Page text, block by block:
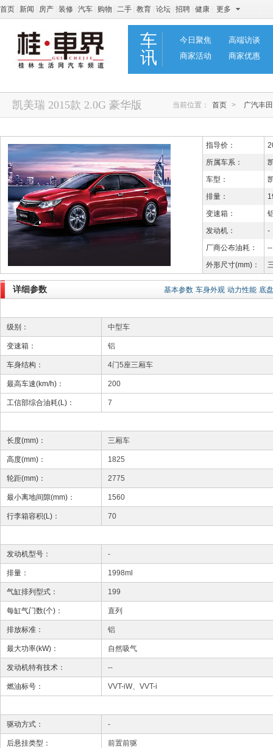
首页 新闻 房产 装修 汽车 购物 二手 教育 论坛 招聘 健康 更多
车
讯
今日聚焦
高端访谈
商家活动
商家优惠
凯美瑞 2015款 2.0G 豪华版 当前位置： 首页 > 广汽丰田
指导价：
所属车系：
车型：
排量：
变速箱：
发动机：
-
厂商公布油耗：
--
外形尺寸(mm)：
基本参数 车身外观 动力性能 底
详细参数
级别： 中型车
变速箱： 铝
车身结构： 4门5座三厢车
最高车速(km/h)： 200
工信部综合油耗(L)： 7
长度(mm)： 三厢车
高度(mm)： 1825
轮距(mm)： 2775
最小离地间隙(mm)： 1560
行李箱容积(L)： 70
发动机型号： -
排量： 1998ml
气缸排列型式： 199
每缸气门数(个)： 直列
排放标准： 铝
最大功率(kW)： 自然吸气
发动机特有技术： --
燃油标号： VVT-iW、VVT-i
驱动方式： -
后悬挂类型： 前置前驱